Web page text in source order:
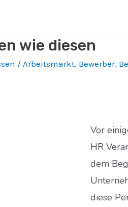
wie diesen
/ Arbeitsmarkt, Bewerber,
Vor
HR
dem
diese